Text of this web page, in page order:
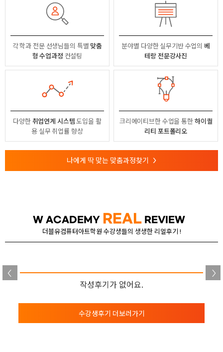
각 학과 전문 선생님들의 특별 맞춤
형 수업과정 컨설팅
분야별 다양한 실무기반 수업의 베
테랑 전문강사진
다양한취업연계 시스템도입을 활
용실무 취업률 향상
크리에이티브한 수업을 통한하이퀄
리티 포트폴리오
나에게 딱 맞는 맞춤과정찾기 >
W ACADEMY REAL REVIEW
더블유컴퓨터아트학원 수강생들의 생생한 리얼후기 !
작성후기가 없어요.
수강생후기 더보러가기